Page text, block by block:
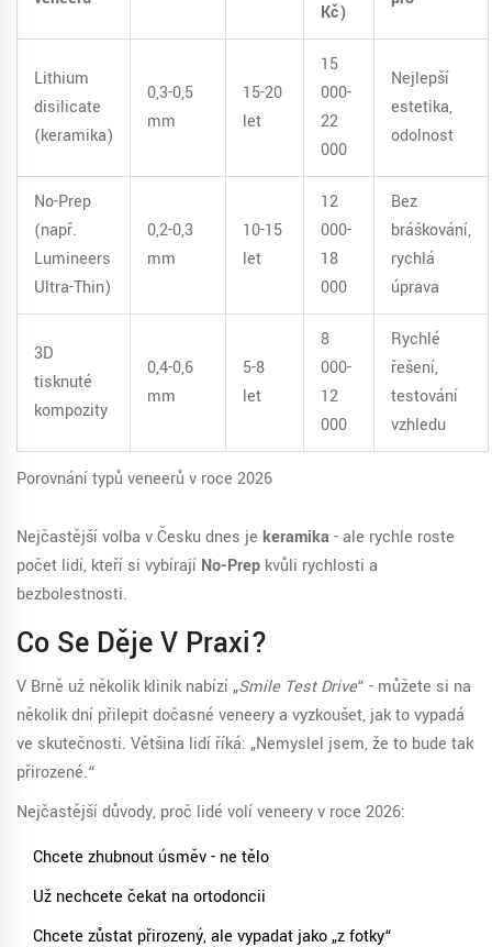
Porovnání typů veneerů v roce 2026
Kč)
Lithium
disilicate
(keramika)
0,3-0,5
mm
15-20
let
15
000-
22
000
Nejlepší
estetika,
odolnost
No-Prep
(např.
Lumineers
Ultra-Thin)
0,2-0,3
mm
10-15
let
12
000-
18
000
Bez
bráškování,
rychlá
úprava
3D
tisknuté
kompozity
0,4-0,6
mm
5-8
let
8
000-
12
000
Rychlé
řešení,
testování
vzhledu
Nejčastější volba v Česku dnes je keramika- ale rychle roste
počet lidí, kteří si vybírají No-Prep kvůli rychlosti a
bezbolestnosti.
Co Se Děje V Praxi?
V Brně už několik klinik nabízí „Smile Test Drive“ - můžete si na
několik dní přilepit dočasné veneery a vyzkoušet, jak to vypadá
ve skutečnosti. Většina lidí říká: „Nemyslel jsem, že to bude tak
přirozené.“
Nejčastější důvody, proč lidé volí veneery v roce 2026:
Chcete zhubnout úsměv - ne tělo
Už nechcete čekat na ortodoncii
Chcete zůstat přirozený, ale vypadat jako „z fotky“